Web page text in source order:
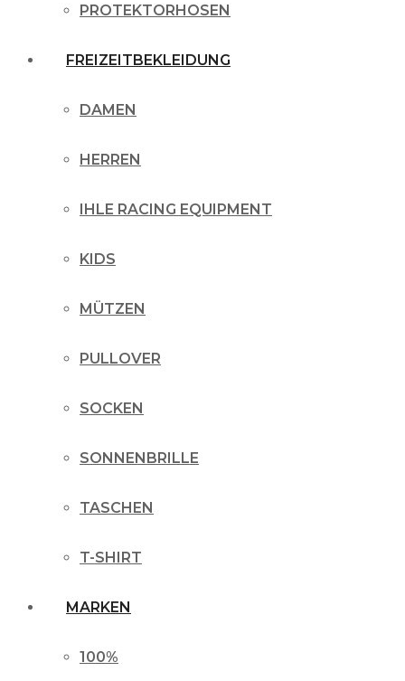
PROTEKTORHOSEN
FREIZEITBEKLEIDUNG
DAMEN
HERREN
IHLE RACING EQUIPMENT
KIDS
MÜTZEN
PULLOVER
SOCKEN
SONNENBRILLE
TASCHEN
T-SHIRT
MARKEN
100%